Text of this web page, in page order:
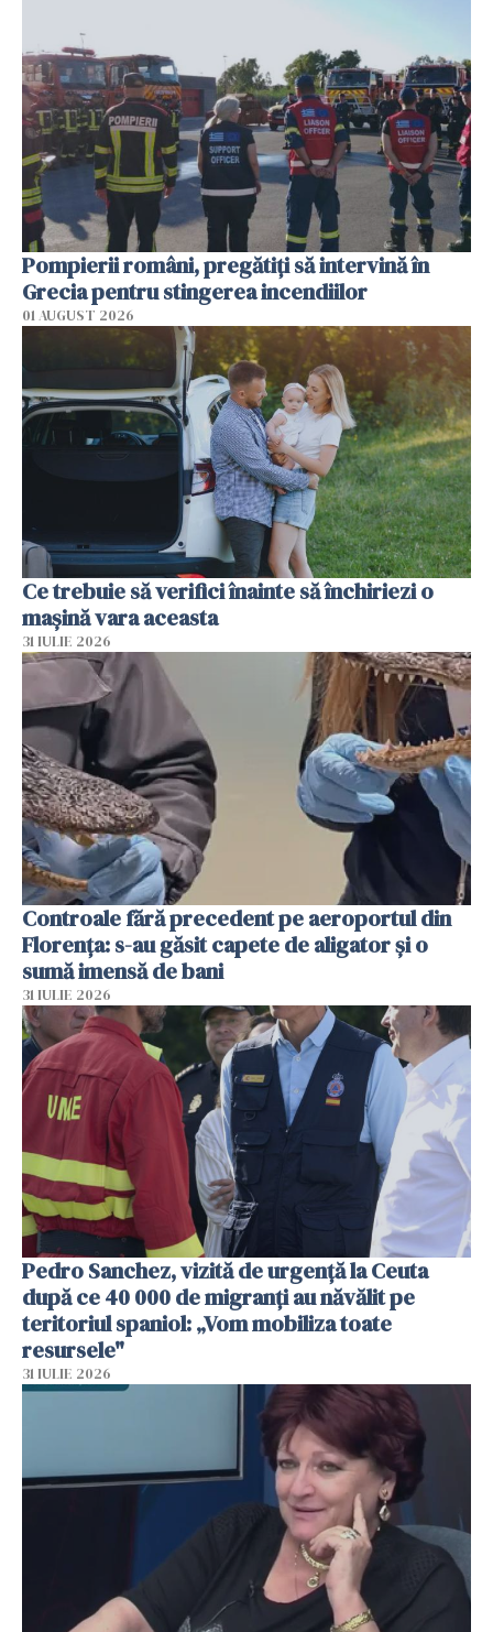
Pompierii români, pregătiţi să intervină în
Grecia pentru stingerea incendiilor
01 AUGUST 2026
Ce trebuie să verifici înainte să închiriezi o
mașină vara aceasta
31 IULIE 2026
Controale fără precedent pe aeroportul din
Florența: s-au găsit capete de aligator și o
sumă imensă de bani
31 IULIE 2026
Pedro Sanchez, vizită de urgență la Ceuta
după ce 40 000 de migranți au năvălit pe
teritoriul spaniol: „Vom mobiliza toate
resursele"
31 IULIE 2026